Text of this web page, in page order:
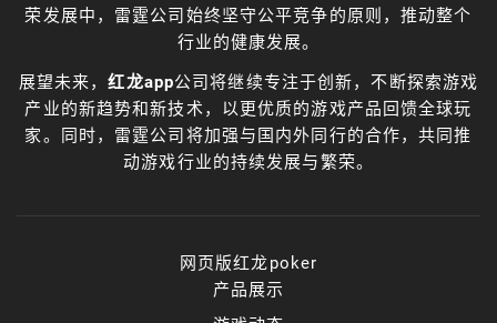
荣发展中，雷霆公司始终坚守公平竞争的原则，推动整个
行业的健康发展。
展望未来，红龙app公司将继续专注于创新，不断探索游戏
产业的新趋势和新技术，以更优质的游戏产品回馈全球玩
家。同时，雷霆公司将加强与国内外同行的合作，共同推
动游戏行业的持续发展与繁荣。
网页版红龙poker
产品展示